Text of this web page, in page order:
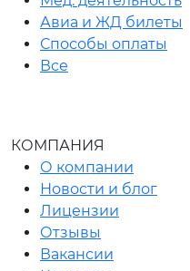
Авиа и ЖД билеты
Способы оплаты
Все
КОМПАНИЯ
О компании
Новости и блог
Лицензии
Отзывы
Вакансии